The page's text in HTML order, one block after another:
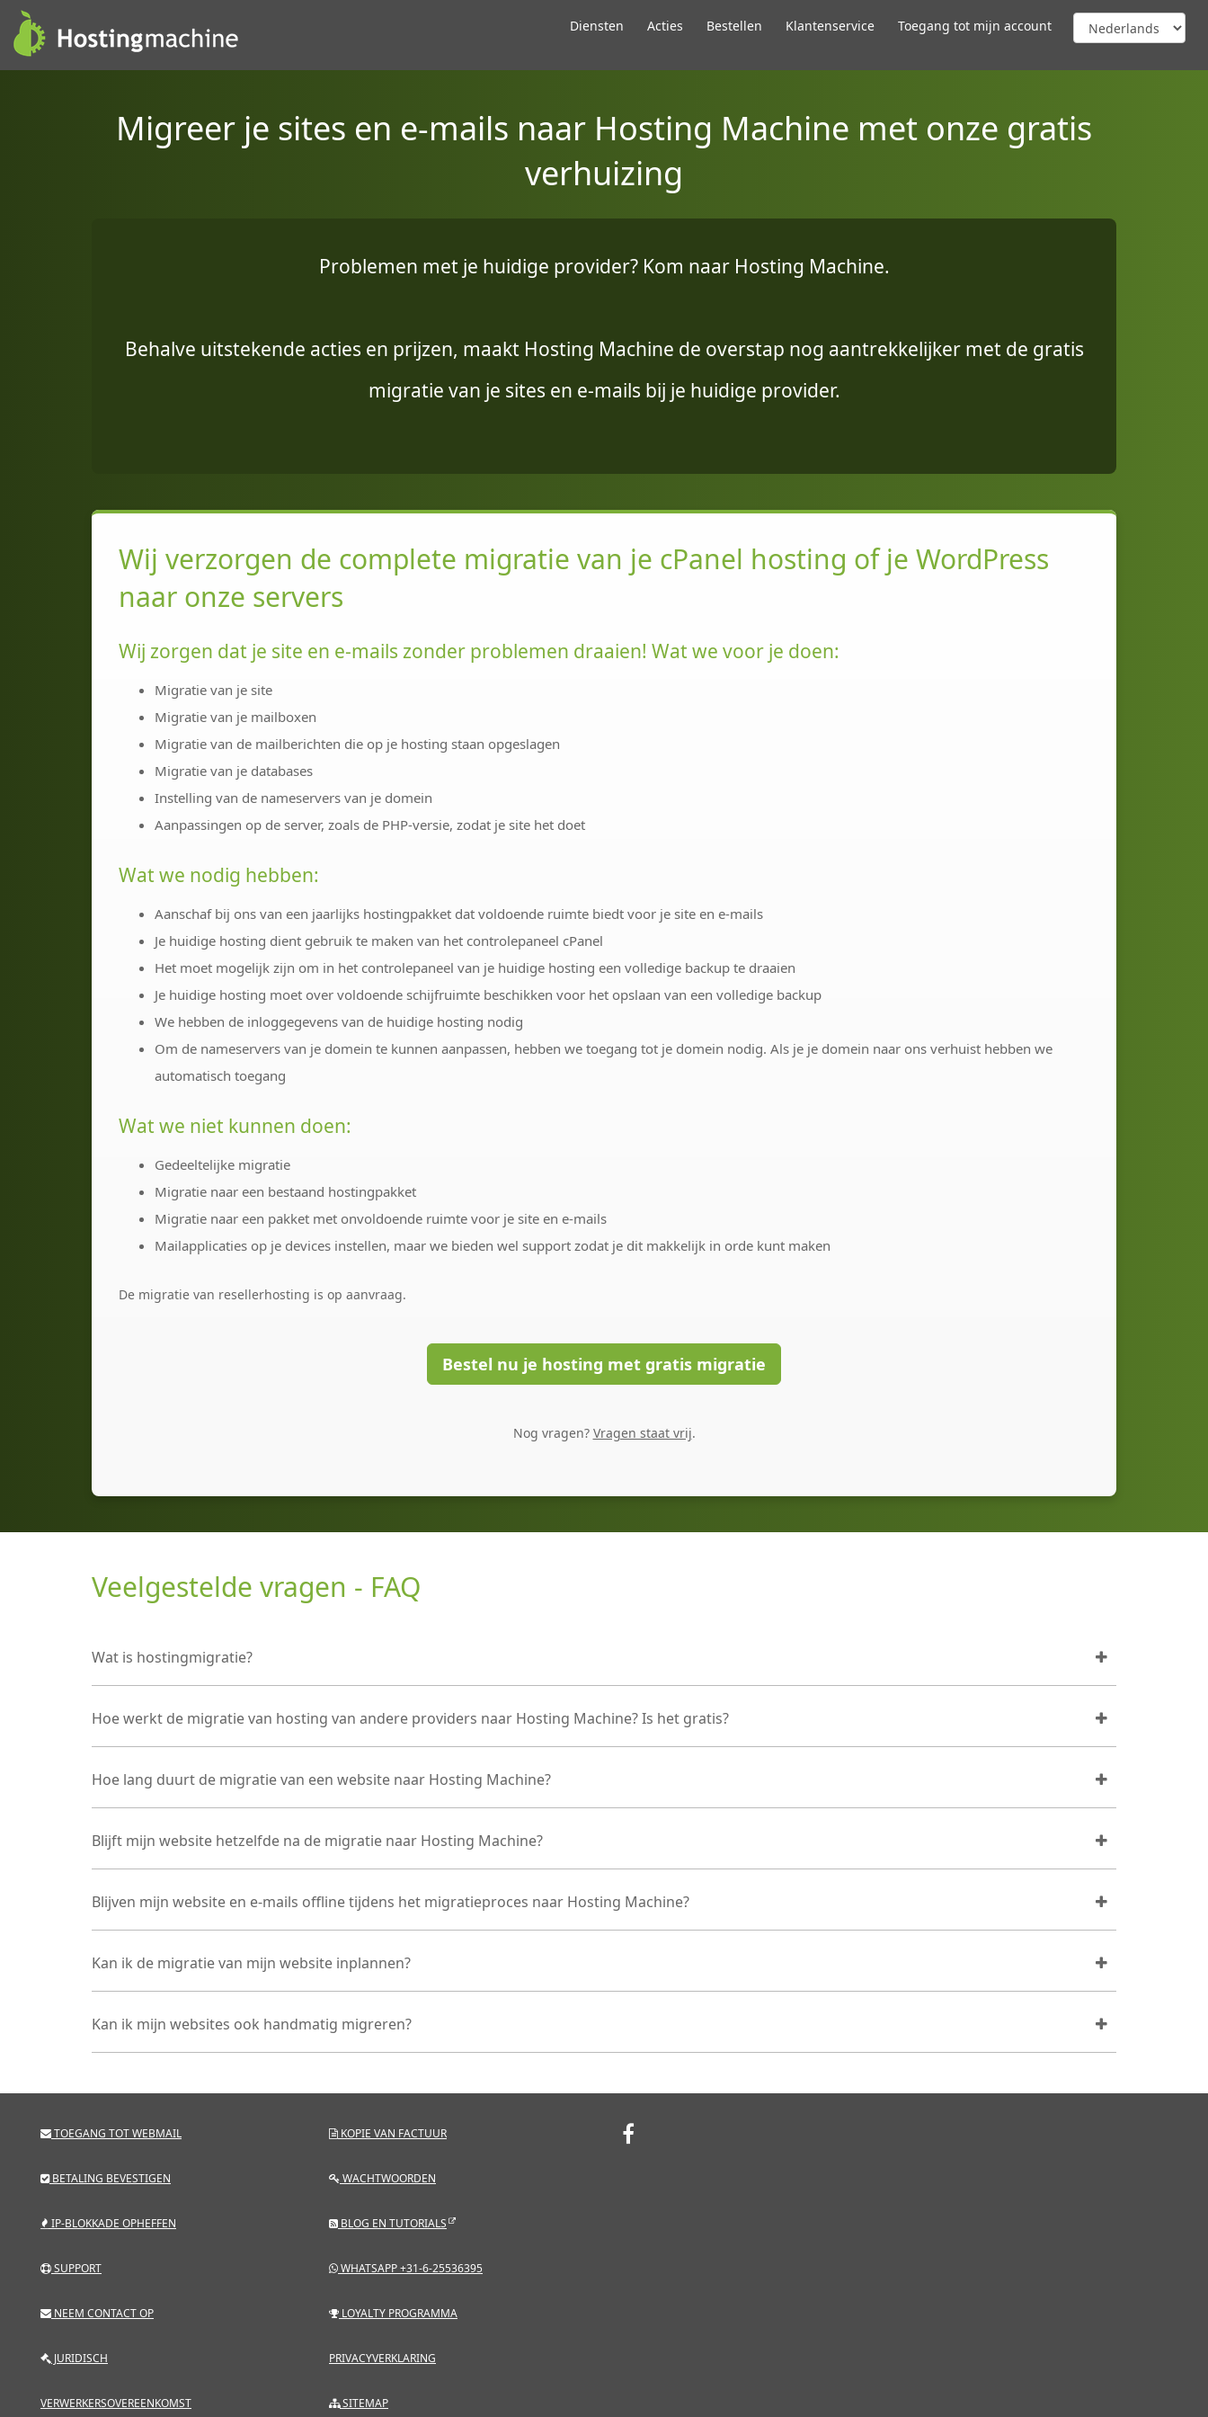
Diensten Acties Bestellen Klantenservice Toegang tot mijn account
Migreer je sites en e-mails naar Hosting Machine met onze gratis
verhuizing
Problemen met je huidige provider? Kom naar Hosting Machine.
Behalve uitstekende acties en prijzen, maakt Hosting Machine de overstap nog aantrekkelijker met de gratis
migratie van je sites en e-mails bij je huidige provider.
Wij verzorgen de complete migratie van je cPanel hosting of je WordPress
naar onze servers
Wij zorgen dat je site en e-mails zonder problemen draaien! Wat we voor je doen:
Migratie van je site
Migratie van je mailboxen
Migratie van de mailberichten die op je hosting staan opgeslagen
Migratie van je databases
Instelling van de nameservers van je domein
Aanpassingen op de server, zoals de PHP-versie, zodat je site het doet
Wat we nodig hebben:
Aanschaf bij ons van een jaarlijks hostingpakket dat voldoende ruimte biedt voor je site en e-mails
Je huidige hosting dient gebruik te maken van het controlepaneel cPanel
Het moet mogelijk zijn om in het controlepaneel van je huidige hosting een volledige backup te draaien
Je huidige hosting moet over voldoende schijfruimte beschikken voor het opslaan van een volledige backup
We hebben de inloggegevens van de huidige hosting nodig
Om de nameservers van je domein te kunnen aanpassen, hebben we toegang tot je domein nodig. Als je je domein naar ons verhuist hebben we
automatisch toegang
Wat we niet kunnen doen:
Gedeeltelijke migratie
Migratie naar een bestaand hostingpakket
Migratie naar een pakket met onvoldoende ruimte voor je site en e-mails
Mailapplicaties op je devices instellen, maar we bieden wel support zodat je dit makkelijk in orde kunt maken
De migratie van resellerhosting is op aanvraag.
Bestel nu je hosting met gratis migratie
Nog vragen? Vragen staat vrij.
Veelgestelde vragen - FAQ
Wat is hostingmigratie?
Hoe werkt de migratie van hosting van andere providers naar Hosting Machine? Is het gratis?
Hoe lang duurt de migratie van een website naar Hosting Machine?
Blijft mijn website hetzelfde na de migratie naar Hosting Machine?
Blijven mijn website en e-mails offline tijdens het migratieproces naar Hosting Machine?
Kan ik de migratie van mijn website inplannen?
Kan ik mijn websites ook handmatig migreren?
TOEGANG TOT WEBMAIL KOPIE VAN FACTUUR
BETALING BEVESTIGEN WACHTWOORDEN
IP-BLOKKADE OPHEFFEN BLOG EN TUTORIALS
SUPPORT WHATSAPP +31-6-25536395
NEEM CONTACT OP LOYALTY PROGRAMMA
JURIDISCH PRIVACYVERKLARING
VERWERKERSOVEREENKOMST SITEMAP